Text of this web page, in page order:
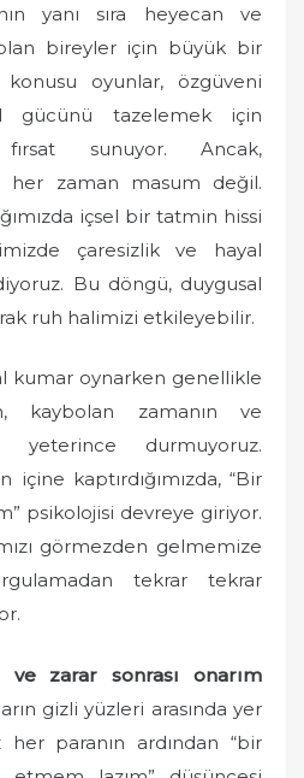
yanı sıra heyecan ve
olan bireyler için büyük bir
oyunlar, özgüveni
gücünü tazelemek için
sunuyor. Ancak,
her zaman masum değil.
içsel bir tatmin hissi
çaresizlik ve hayal
Bu döngü, duygusal
ruh halimizi etkileyebilir.
kumar oynarken genellikle
kaybolan zamanın ve
yeterince durmuyoruz.
kaptırdığımızda, “Bir
psikolojisi devreye giriyor.
görmezden gelmemize
tekrar tekrar
zarar sonrası onarım
gizli yüzleri arasında yer
her paranın ardından “bir